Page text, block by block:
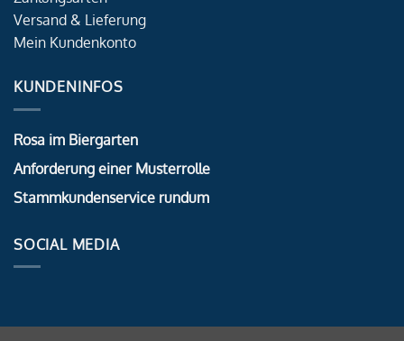
Versand & Lieferung
Mein Kundenkonto
KUNDENINFOS
Rosa im Biergarten
Anforderung einer Musterrolle
Stammkundenservice rundum
SOCIAL MEDIA